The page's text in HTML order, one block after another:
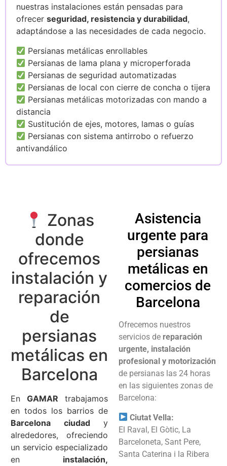
nuestras instalaciones están pensadas para
ofrecer seguridad, resistencia y durabilidad,
adaptándose a las necesidades de cada negocio.
Persianas metálicas enrollables
Persianas de lama plana y microperforada
Persianas de seguridad automatizadas
Persianas de local con cierre de concha o tijera
Persianas metálicas motorizadas con mando a
distancia
Sustitución de ejes, motores, lamas o guías
Persianas con sistema antirrobo o refuerzo
antivandálico
Zonas
donde
ofrecemos
instalación y
reparación
de
persianas
metálicas en
Barcelona
En GAMAR trabajamos
en todos los barrios de
Barcelona ciudady
alrededores, ofreciendo
un servicio especializado
en instalación,
Asistencia
urgente para
persianas
metálicas en
comercios de
Barcelona
Ofrecemos nuestros
servicios de reparación
urgente, instalación
profesional y motorización
de persianas las 24 horas
en las siguientes zonas de
Barcelona:
Ciutat Vella:
El Raval, El Gòtic, La
Barceloneta, Sant Pere,
Santa Caterina i la Ribera